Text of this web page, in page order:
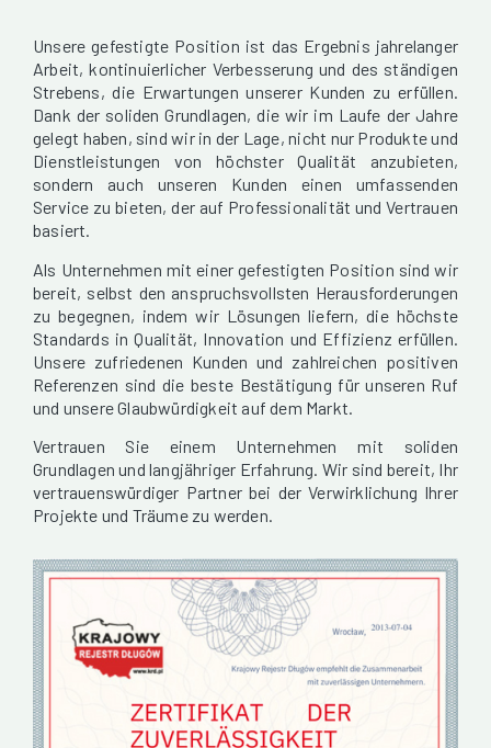
Unsere gefestigte Position ist das Ergebnis jahrelanger
Arbeit, kontinuierlicher Verbesserung und des ständigen
Strebens, die Erwartungen unserer Kunden zu erfüllen.
Dank der soliden Grundlagen, die wir im Laufe der Jahre
gelegt haben, sind wir in der Lage, nicht nur Produkte und
Dienstleistungen von höchster Qualität anzubieten,
sondern auch unseren Kunden einen umfassenden
Service zu bieten, der auf Professionalität und Vertrauen
basiert.
Als Unternehmen mit einer gefestigten Position sind wir
bereit, selbst den anspruchsvollsten Herausforderungen
zu begegnen, indem wir Lösungen liefern, die höchste
Standards in Qualität, Innovation und Effizienz erfüllen.
Unsere zufriedenen Kunden und zahlreichen positiven
Referenzen sind die beste Bestätigung für unseren Ruf
und unsere Glaubwürdigkeit auf dem Markt.
Vertrauen Sie einem Unternehmen mit soliden
Grundlagen und langjähriger Erfahrung. Wir sind bereit, Ihr
vertrauenswürdiger Partner bei der Verwirklichung Ihrer
Projekte und Träume zu werden.